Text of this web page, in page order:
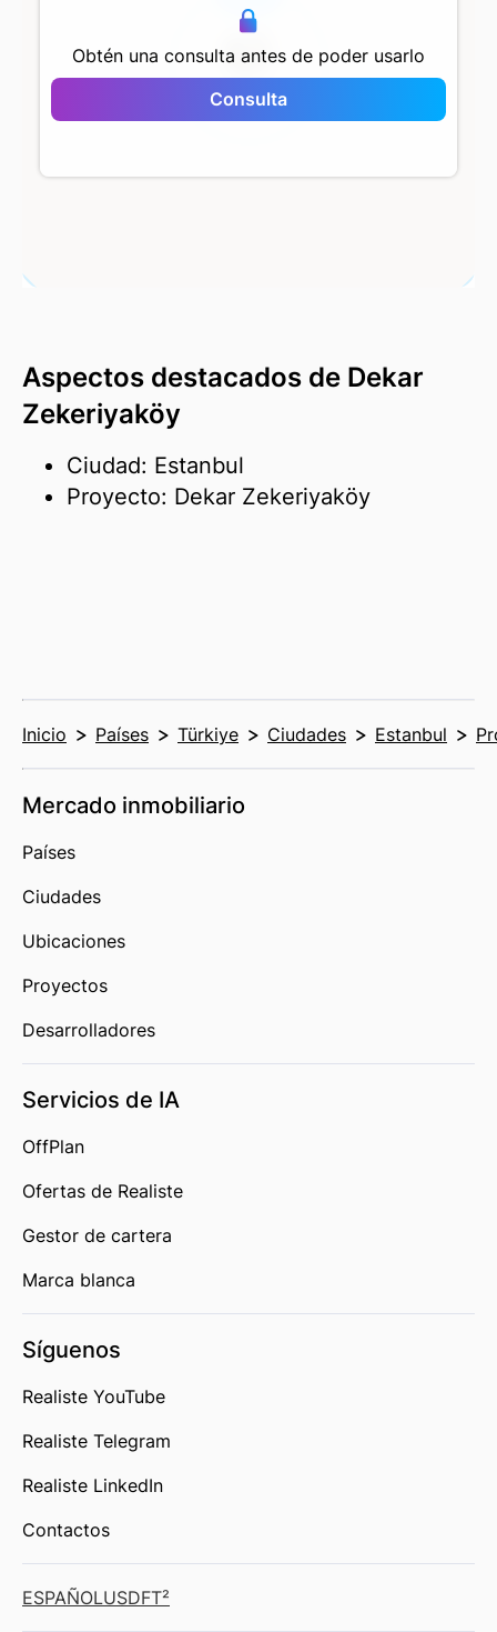
Obtén una consulta antes de poder usarlo
Consulta
Dekar Zekeriyaköy
Aspectos destacados de Dekar
Zekeriyaköy
Ciudad: Estanbul
Proyecto: Dekar Zekeriyaköy
Inicio Países Türkiye Ciudades Estanbul
Mercado inmobiliario
Países
Ciudades
Ubicaciones
Proyectos
Desarrolladores
Servicios de IA
OffPlan
Ofertas de Realiste
Gestor de cartera
Marca blanca
Síguenos
Realiste YouTube
Realiste Telegram
Realiste LinkedIn
Contactos
ESPAÑOLUSDFT²